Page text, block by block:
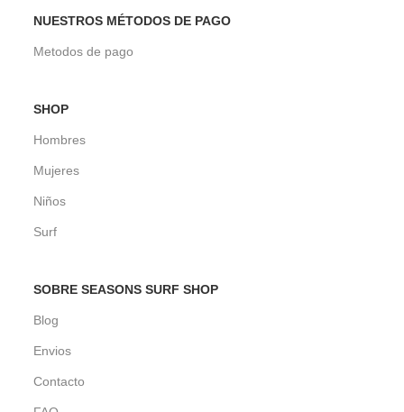
NUESTROS MÉTODOS DE PAGO
Metodos de pago
SHOP
Hombres
Mujeres
Niños
Surf
SOBRE SEASONS SURF SHOP
Blog
Envios
Contacto